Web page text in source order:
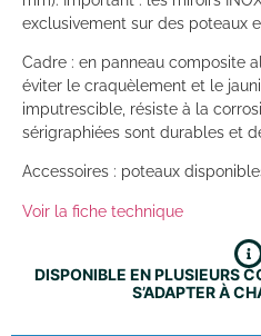
exclusivement sur des poteaux
Cadre : en panneau composite
éviter le craquèlement et le
imputrescible, résiste à la
sérigraphiées sont durables et
Accessoires : poteaux
Voir la fiche technique
DISPONIBLE EN PLUSIEURS
S’ADAPTER À